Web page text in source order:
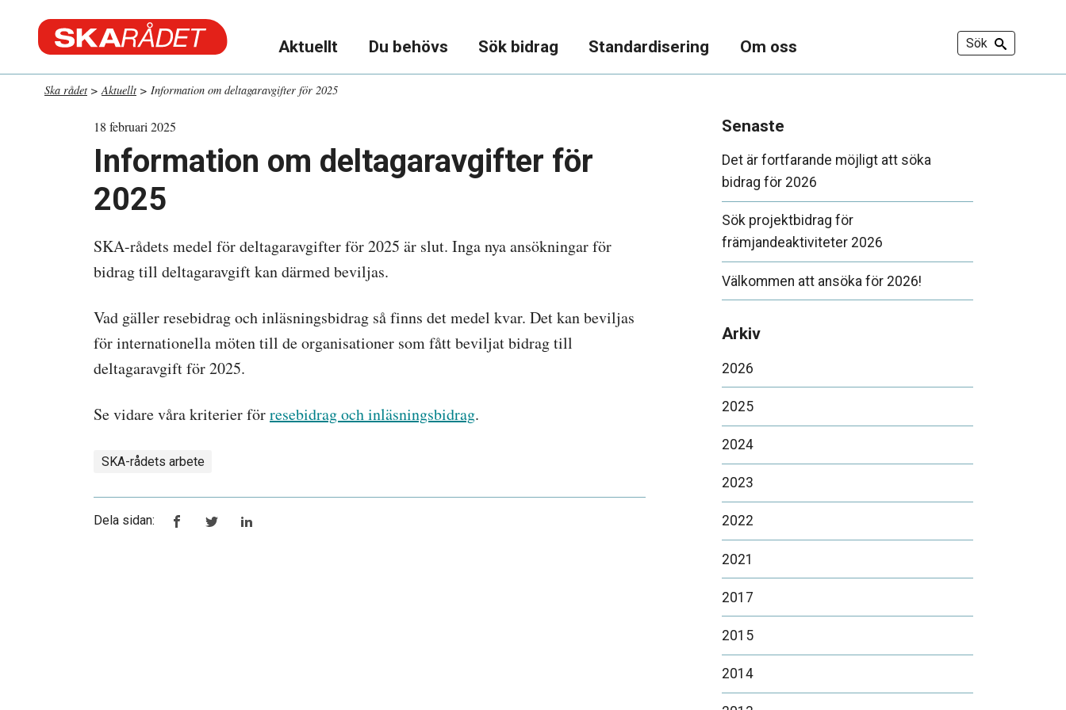
Aktuellt Du behövs Sök bidrag Standardisering Om oss Sök
Ska rådet >Aktuellt > Information om deltagaravgifter för 2025
18 februari 2025
Information om deltagaravgifter för
2025
SKA-rådets medel för deltagaravgifter för 2025 är slut. Inga nya ansökningar för
bidrag till deltagaravgift kan därmed beviljas.
Vad gäller resebidrag och inläsningsbidrag så finns det medel kvar. Det kan beviljas
för internationella möten till de organisationer som fått beviljat bidrag till
deltagaravgift för 2025.
Se vidare våra kriterier förresebidrag och inläsningsbidrag.
SKA-rådets arbete
Dela sidan:
Senaste
Det är fortfarande möjligt att söka
bidrag för 2026
Sök projektbidrag för
främjandeaktiviteter 2026
Välkommen att ansöka för 2026!
Arkiv
2026
2025
2024
2023
2022
2021
2017
2015
2014